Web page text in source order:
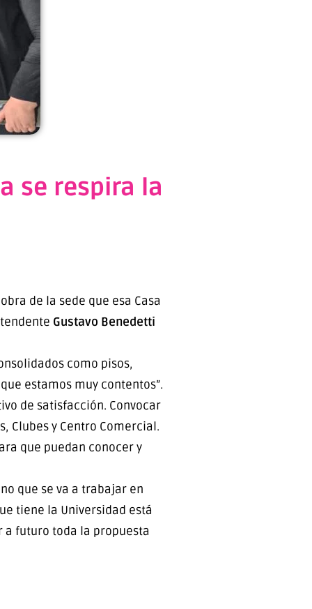
se respira la
de la sede que esa Casa
Gustavo Benedetti
como pisos,
estamos muy contentos”.
de satisfacción. Convocar
Clubes y Centro Comercial.
que puedan conocer y
que se va a trabajar en
tiene la Universidad está
a futuro toda la propuesta